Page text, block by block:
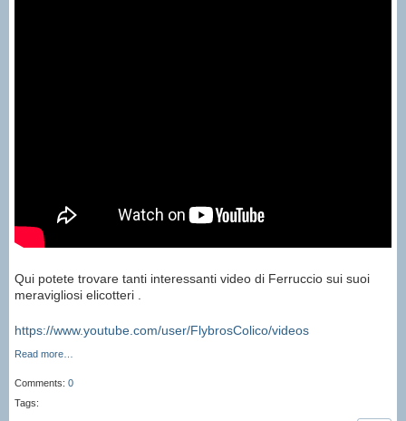
Qui potete trovare tanti interessanti video di Ferruccio sui suoi
meravigliosi elicotteri .
https://www.youtube.com/user/FlybrosColico/videos
Read more…
Comments: 0
Tags: